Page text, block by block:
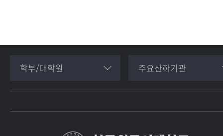
학부/대학원 주요산하기관